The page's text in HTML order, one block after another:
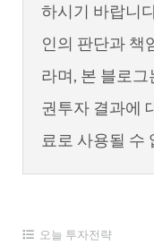
하시기 바랍니
인의 판단과 책
라며, 본 블로
권투자 결과에
료로 사용될 수
오늘 투자전략